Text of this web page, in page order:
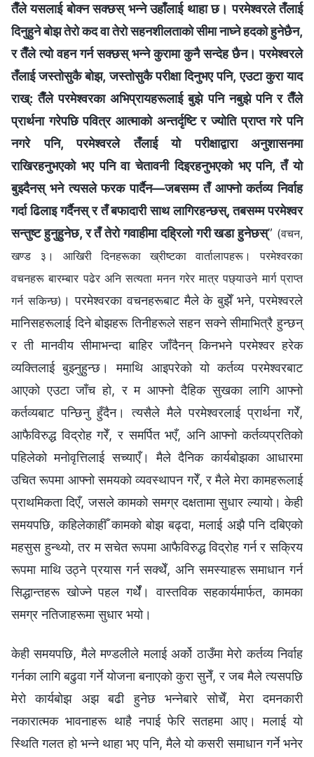
तैँले यसलाई बोक्‍न सक्छस् भन्‍ने उहाँलाई थाहा छ। परमेश्‍वरले तँलाई
दिनुहुने बोझ तेरो कद वा तेरो सहनशीलताको सीमा नाघ्‍ने हदको हुनेछैन,
र तैँले त्यो वहन गर्न सक्छस् भन्‍ने कुरामा कुनै सन्देह छैन। परमेश्‍वरले
तँलाई जस्तोसुकै बोझ, जस्तोसुकै परीक्षा दिनुभए पनि, एउटा कुरा याद
राख्: तैँले परमेश्‍वरका अभिप्रायहरूलाई बुझे पनि नबुझे पनि र तैँले
प्रार्थना गरेपछि पवित्र आत्माको अन्तर्दृष्टि र ज्योति प्राप्त गरे पनि
नगरे पनि, परमेश्‍वरले तँलाई यो परीक्षाद्वारा अनुशासनमा
राखिरहनुभएको भए पनि वा चेतावनी दिइरहनुभएको भए पनि, तँ यो
बुझ्दैनस् भने त्यसले फरक पार्दैन—जबसम्‍म तँ आफ्नो कर्तव्य निर्वाह
गर्दा ढिलाइ गर्दैनस् र तँ बफादारी साथ लागिरहन्छस्, तबसम्‍म परमेश्‍वर
सन्तुष्ट हुनुहुनेछ, र तँ तेरो गवाहीमा दह्रिलो गरी खडा हुनेछस्” (वचन,
खण्ड ३। आखिरी दिनहरूका ख्रीष्टका वार्तालापहरू। परमेश्‍वरका
वचनहरू बारम्बार पढेर अनि सत्यता मनन गरेर मात्र पछ्याउने मार्ग प्राप्त
गर्न सकिन्छ) । परमेश्‍वरका वचनहरूबाट मैले के बुझेँ भने, परमेश्‍वरले
मानिसहरूलाई दिने बोझहरू तिनीहरूले सहन सक्ने सीमाभित्रै हुन्छन्
र ती मानवीय सीमाभन्दा बाहिर जाँदैनन् किनभने परमेश्‍वर हरेक
व्यक्तिलाई बुझ्नुहुन्छ। ममाथि आइपरेको यो कर्तव्य परमेश्‍वरबाट
आएको एउटा जाँच हो, र म आफ्नो दैहिक सुखका लागि आफ्नो
कर्तव्यबाट पन्छिनु हुँदैन। त्यसैले मैले परमेश्‍वरलाई प्रार्थना गरेँ,
आफैविरुद्ध विद्रोह गरेँ, र समर्पित भएँ, अनि आफ्नो कर्तव्यप्रतिको
पहिलेको मनोवृत्तिलाई सच्याएँ। मैले दैनिक कार्यबोझका आधारमा
उचित रूपमा आफ्नो समयको व्यवस्थापन गरेँ, र मैले मेरा कामहरूलाई
प्राथमिकता दिएँ, जसले कामको समग्र दक्षतामा सुधार ल्यायो। केही
समयपछि, कहिलेकाहीँ कामको बोझ बढ्दा, मलाई अझै पनि दबिएको
महसुस हुन्थ्यो, तर म सचेत रूपमा आफैविरुद्ध विद्रोह गर्न र सक्रिय
रूपमा माथि उठ्ने प्रयास गर्न सक्थेँ, अनि समस्याहरू समाधान गर्न
सिद्धान्तहरू खोज्ने पहल गर्थेँ। वास्तविक सहकार्यमार्फत, कामका
समग्र नतिजाहरूमा सुधार भयो।
केही समयपछि, मैले मण्डलीले मलाई अर्को ठाउँमा मेरो कर्तव्य निर्वाह
गर्नका लागि बढुवा गर्ने योजना बनाएको कुरा सुनेँ, र जब मैले त्यसपछि
मेरो कार्यबोझ अझ बढी हुनेछ भन्नेबारे सोचेँ, मेरा दमनकारी
नकारात्मक भावनाहरू थाहै नपाई फेरि सतहमा आए। मलाई यो
स्थिति गलत हो भन्ने थाहा भए पनि, मैले यो कसरी समाधान गर्ने भनेर